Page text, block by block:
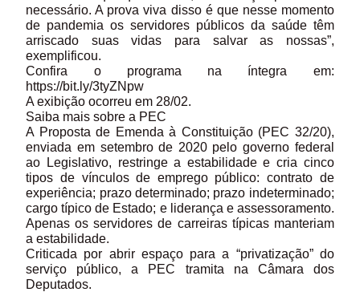
necessário. A prova viva disso é que nesse momento
de pandemia os servidores públicos da saúde têm
arriscado suas vidas para salvar as nossas”,
exemplificou.
Confira o programa na íntegra em:
https://bit.ly/3tyZNpw
A exibição ocorreu em 28/02.
Saiba mais sobre a PEC
A Proposta de Emenda à Constituição (PEC 32/20),
enviada em setembro de 2020 pelo governo federal
ao Legislativo, restringe a estabilidade e cria cinco
tipos de vínculos de emprego público: contrato de
experiência; prazo determinado; prazo indeterminado;
cargo típico de Estado; e liderança e assessoramento.
Apenas os servidores de carreiras típicas manteriam
a estabilidade.
Criticada por abrir espaço para a “privatização” do
serviço público, a PEC tramita na Câmara dos
Deputados.